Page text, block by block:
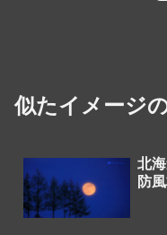
似たイメージ
北
防